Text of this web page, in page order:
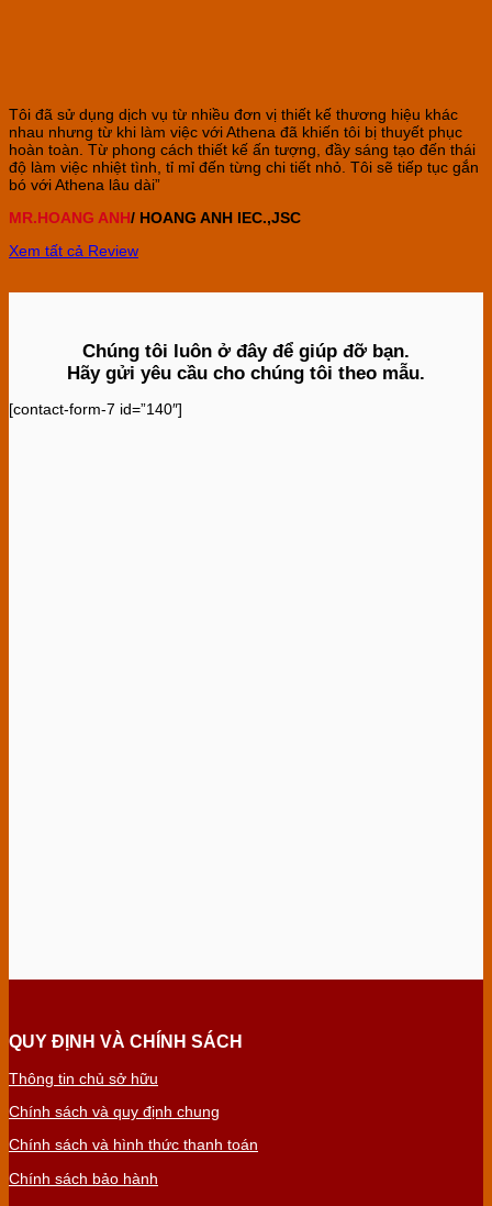
Tôi đã sử dụng dịch vụ từ nhiều đơn vị thiết kế thương hiệu khác
nhau nhưng từ khi làm việc với Athena đã khiến tôi bị thuyết phục
hoàn toàn. Từ phong cách thiết kế ấn tượng, đầy sáng tạo đến thái
độ làm việc nhiệt tình, tỉ mỉ đến từng chi tiết nhỏ. Tôi sẽ tiếp tục gắn
bó với Athena lâu dài”
MR.HOANG ANH/ HOANG ANH IEC.,JSC
Xem tất cả Review
Chúng tôi luôn ở đây để giúp đỡ bạn.
Hãy gửi yêu cầu cho chúng tôi theo mẫu.
[contact-form-7 id=”140″]
QUY ĐỊNH VÀ CHÍNH SÁCH
Thông tin chủ sở hữu
Chính sách và quy định chung
Chính sách và hình thức thanh toán
Chính sách bảo hành